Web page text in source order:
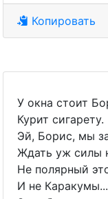
Копировать
У окна стоит
Курит сигарету.
Эй, Борис, мы
Ждать уж силы
Не полярный
И не Каракумы...